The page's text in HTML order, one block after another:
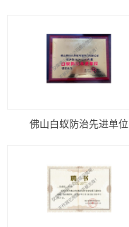
佛山白蚁防治先进单位